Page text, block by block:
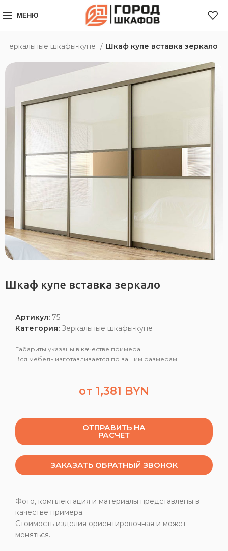
МЕНЮ
Зеркальные шкафы-купе Шкаф купе вставка зеркало
Шкаф купе вставка зеркало
Артикул: 75
Категория: Зеркальные шкафы-купе
Габариты указаны в качестве примера.
Вся мебель изготавливается по вашим размерам.
от 1,381 BYN
ОТПРАВИТЬ НА
РАСЧЕТ
ЗАКАЗАТЬ ОБРАТНЫЙ ЗВОНОК
Фото, комплектация и материалы представлены в
качестве примера.
Стоимость изделия ориентировочная и может
меняться.